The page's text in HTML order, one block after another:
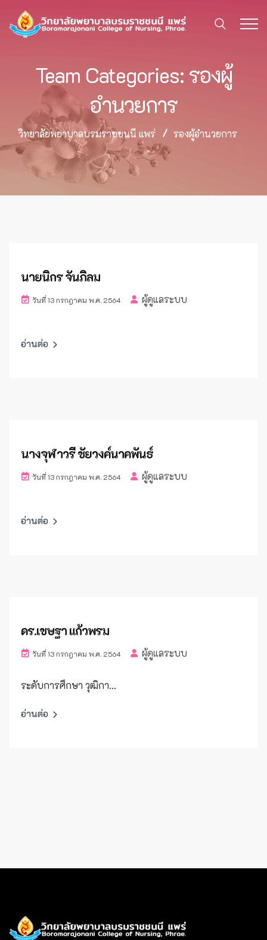
Team Categories: รองผู้
อำนวยการ
วิทยาลัยพยาบาลบรมราชชนนี แพร่ รองผู้อำนวยการ
นายนิกร จันภิลม
วันที่ 13 กรกฎาคม พ.ศ. 2564 ผู้ดูแลระบบ
อ่านต่อ
นางจุฬาวรี ชัยวงค์นาคพันธ์
วันที่ 13 กรกฎาคม พ.ศ. 2564 ผู้ดูแลระบบ
อ่านต่อ
ดร.เชษฐา แก้วพรม
วันที่ 13 กรกฎาคม พ.ศ. 2564 ผู้ดูแลระบบ
ระดับการศึกษา วุฒิกา...
อ่านต่อ